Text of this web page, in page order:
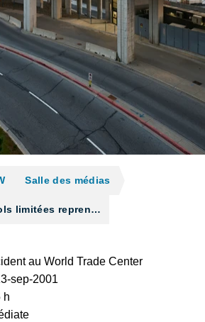
Salle des médias
limitées repren…
au World Trade Center
sep-2001
h